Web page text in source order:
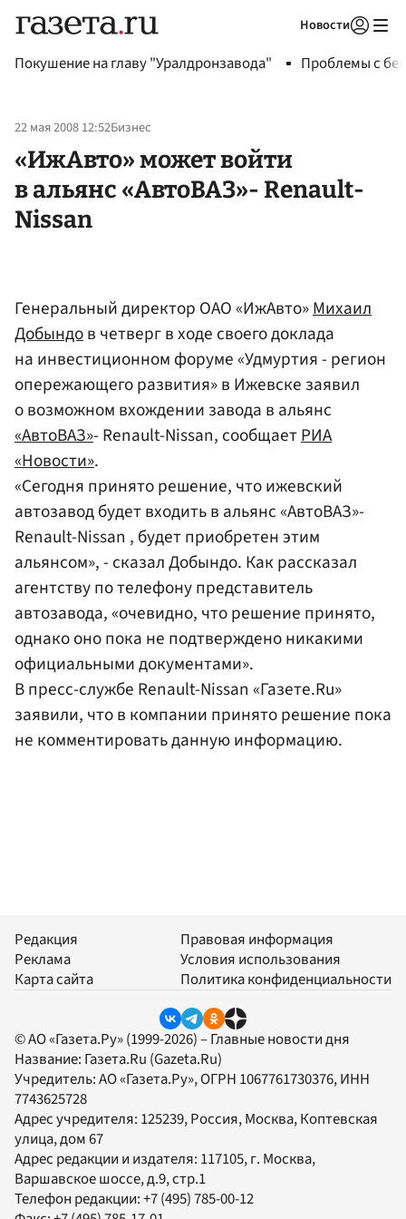
Новости
Покушение на главу "Уралдронзавода" Проблемы с
22 мая 2008 12:52Бизнес
«ИжАвто» может войти
в альянс «АвтоВАЗ»- Renault-
Nissan
Генеральный директор ОАО «ИжАвто»Михаил
Добындов четверг в ходе своего доклада
на инвестиционном форуме «Удмуртия - регион
опережающего развития» в Ижевске заявил
о возможном вхождении завода в альянс
«АвтоВАЗ»- Renault-Nissan, сообщаетРИА
«Новости».
«Сегодня принято решение, что ижевский
автозавод будет входить в альянс «АвтоВАЗ»-
Renault-Nissan , будет приобретен этим
альянсом», - сказал Добындо. Как рассказал
агентству по телефону представитель
автозавода, «очевидно, что решение принято,
однако оно пока не подтверждено никакими
официальными документами».
В пресс-службе Renault-Nissan «Газете.Ru»
заявили, что в компании принято решение пока
не комментировать данную информацию.
Редакция
Реклама
Карта сайта
Правовая информация
Условия использования
Политика конфиденциальности
© АО «Газета.Ру» (1999-2026) – Главные новости дня
Название: Газета.Ru (Gazeta.Ru)
Учредитель:АО «Газета.Ру», ОГРН 1067761730376, ИНН
7743625728
Адрес учредителя: 125239, Россия, Москва, Коптевская
улица, дом 67
Адрес редакции и издателя: 117105, г. Москва,
Варшавское шоссе, д.9, стр.1
Телефон редакции:+7 (495) 785-00-12